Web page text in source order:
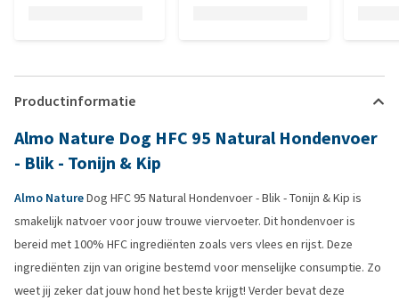
Productinformatie
Almo Nature Dog HFC 95 Natural Hondenvoer
- Blik - Tonijn & Kip
Almo NatureDog HFC 95 Natural Hondenvoer - Blik - Tonijn & Kip is
smakelijk natvoer voor jouw trouwe viervoeter. Dit hondenvoer is
bereid met 100% HFC ingrediënten zoals vers vlees en rijst. Deze
ingrediënten zijn van origine bestemd voor menselijke consumptie. Zo
weet jij zeker dat jouw hond het beste krijgt! Verder bevat deze